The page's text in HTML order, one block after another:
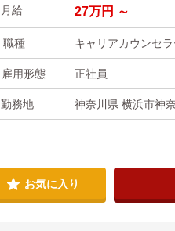
月給 27万円 ～
職種 キャリアカウンセ
雇用形態 正社員
勤務地 神奈川県 横浜市神
お気に入り